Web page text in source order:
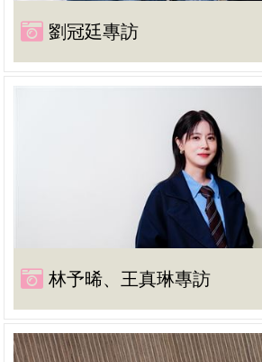
劉冠廷專訪
林予晞、王真琳專訪